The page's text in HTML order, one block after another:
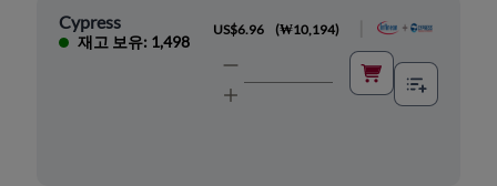
Cypress
재고 보유: 1,498
US$6.96 (₩10,194)